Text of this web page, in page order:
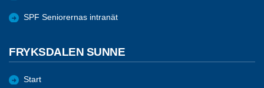
SPF Seniorernas intranät
FRYKSDALEN SUNNE
Start